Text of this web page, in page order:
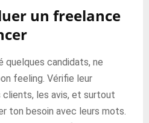
un freelance
quelques candidats, ne
feeling. Vérifie leur
les avis, et surtout
ton besoin avec leurs mots.